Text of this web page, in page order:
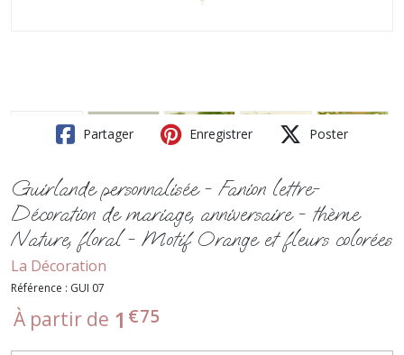
Partager Enregistrer Poster
Guirlande personnalisée - Fanion lettre-
Décoration de mariage, anniversaire - thème
Nature, floral - Motif Orange et fleurs colorées
La Décoration
Référence : GUI 07
À partir de 1 €75